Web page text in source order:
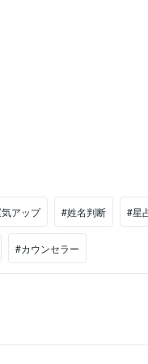
アップ #姓名判断 #星
#カウンセラー